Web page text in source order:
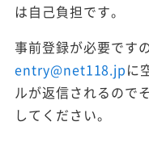
は自己負担です。
事前登録が必要です
entry@net118.jpに
ルが返信されるので
してください。